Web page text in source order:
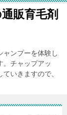
販育毛剤
ャンプーを体験し
。チャップアッ
いきますので、